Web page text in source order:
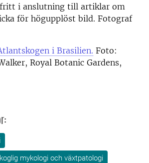
fritt i anslutning till artiklar om
för högupplöst bild. Fotograf
i Brasilien. Foto:
Royal Botanic Gardens,
mykologi och växtpatologi